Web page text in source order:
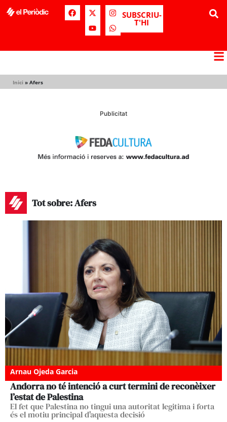
SUBSCRIU-
T'HI
Inici » Afers
Publicitat
Tot sobre: Afers
Arnau Ojeda Garcia
Andorra no té intenció a curt termini de reconèixer
l’estat de Palestina
El fet que Palestina no tingui una autoritat legitima i forta
és el motiu principal d'aquesta decisió